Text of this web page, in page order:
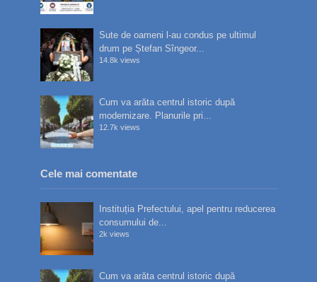
Sute de oameni l-au condus pe ultimul
drum pe Ștefan Sîngeor...
14.8k views
Cum va arăta centrul istoric după
modernizare. Planurile pri...
12.7k views
Cele mai comentate
Instituția Prefectului, apel pentru reducerea
consumului de...
2k views
Cum va arăta centrul istoric după